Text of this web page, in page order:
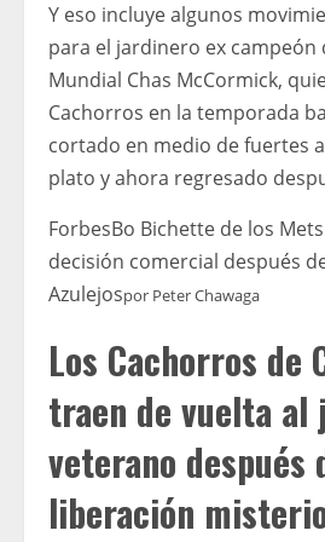
Y eso incluye algunos
para el jardinero ex campeón
Mundial Chas McCormick,
Cachorros en la temporada
cortado en medio de fuertes
plato y ahora regresado
ForbesBo Bichette de los
decisión comercial después
Azulejospor Peter Chawaga
Los Cachorros de
traen de vuelta al
veterano después
liberación